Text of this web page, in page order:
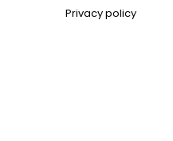
Privacy policy